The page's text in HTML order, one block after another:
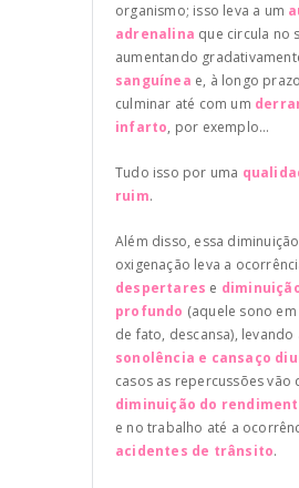
organismo; isso leva a um
adrenalina que circula no
aumentando
sanguínea e, à longo
culminar até com um
infarto, por exemplo...
Tudo isso por uma
ruim.
Além disso, essa
oxigenação leva a
despertares e
profundo (aquele sono
de fato, descansa), levando
sonolência e cansaço
casos as repercussões vão
diminuição do
e no trabalho até a
acidentes de trânsito.